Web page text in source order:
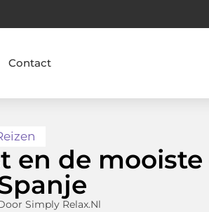
Contact
en de
Simply Relax.nl